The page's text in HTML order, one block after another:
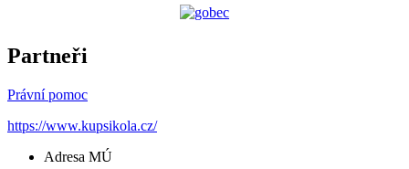
Partneři
Právní pomoc
https://www.kupsikola.cz/
Adresa MÚ